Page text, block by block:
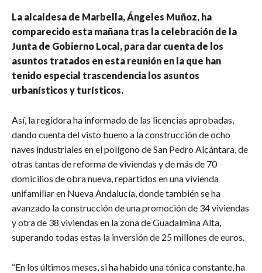
La alcaldesa de Marbella, Ángeles Muñoz, ha
comparecido esta mañana tras la celebración de la
Junta de Gobierno Local, para dar cuenta de los
asuntos tratados en esta reunión en la que han
tenido especial trascendencia los asuntos
urbanísticos y turísticos.
Así, la regidora ha informado de las licencias aprobadas,
dando cuenta del visto bueno a la construcción de ocho
naves industriales en el polígono de San Pedro Alcántara, de
otras tantas de reforma de viviendas y de más de 70
domicilios de obra nueva, repartidos en una vivienda
unifamiliar en Nueva Andalucía, donde también se ha
avanzado la construcción de una promoción de 34 viviendas
y otra de 38 viviendas en la zona de Guadalmina Alta,
superando todas estas la inversión de 25 millones de euros.
“En los últimos meses, si ha habido una tónica constante, ha